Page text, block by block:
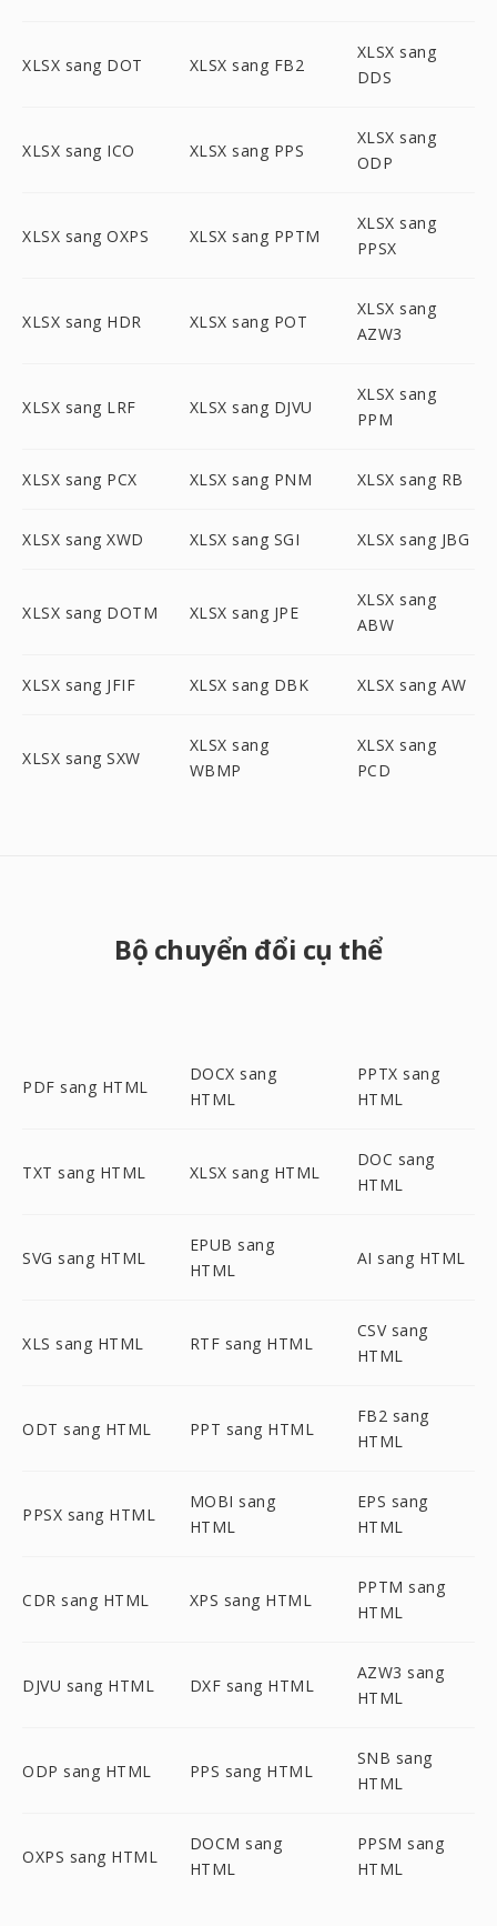
XLSX sang DOT XLSX sang FB2
XLSX sang
DDS
XLSX sang ICO XLSX sang PPS
XLSX sang
ODP
XLSX sang OXPS XLSX sang PPTM
XLSX sang
PPSX
XLSX sang HDR XLSX sang POT
XLSX sang
AZW3
XLSX sang LRF XLSX sang DJVU
XLSX sang
PPM
XLSX sang PCX XLSX sang PNM XLSX sang RB
XLSX sang XWD XLSX sang SGI XLSX sang JBG
XLSX sang DOTM XLSX sang JPE
XLSX sang
ABW
XLSX sang JFIF XLSX sang DBK XLSX sang AW
XLSX sang SXW
XLSX sang
WBMP
XLSX sang
PCD
Bộ chuyển đổi cụ thể
PDF sang HTML
DOCX sang
HTML
PPTX sang
HTML
TXT sang HTML XLSX sang HTML
DOC sang
HTML
SVG sang HTML
EPUB sang
HTML
AI sang HTML
XLS sang HTML RTF sang HTML
CSV sang
HTML
ODT sang HTML PPT sang HTML
FB2 sang
HTML
PPSX sang HTML
MOBI sang
HTML
EPS sang
HTML
CDR sang HTML XPS sang HTML
PPTM sang
HTML
DJVU sang HTML DXF sang HTML
AZW3 sang
HTML
ODP sang HTML PPS sang HTML
SNB sang
HTML
OXPS sang HTML
DOCM sang
HTML
PPSM sang
HTML